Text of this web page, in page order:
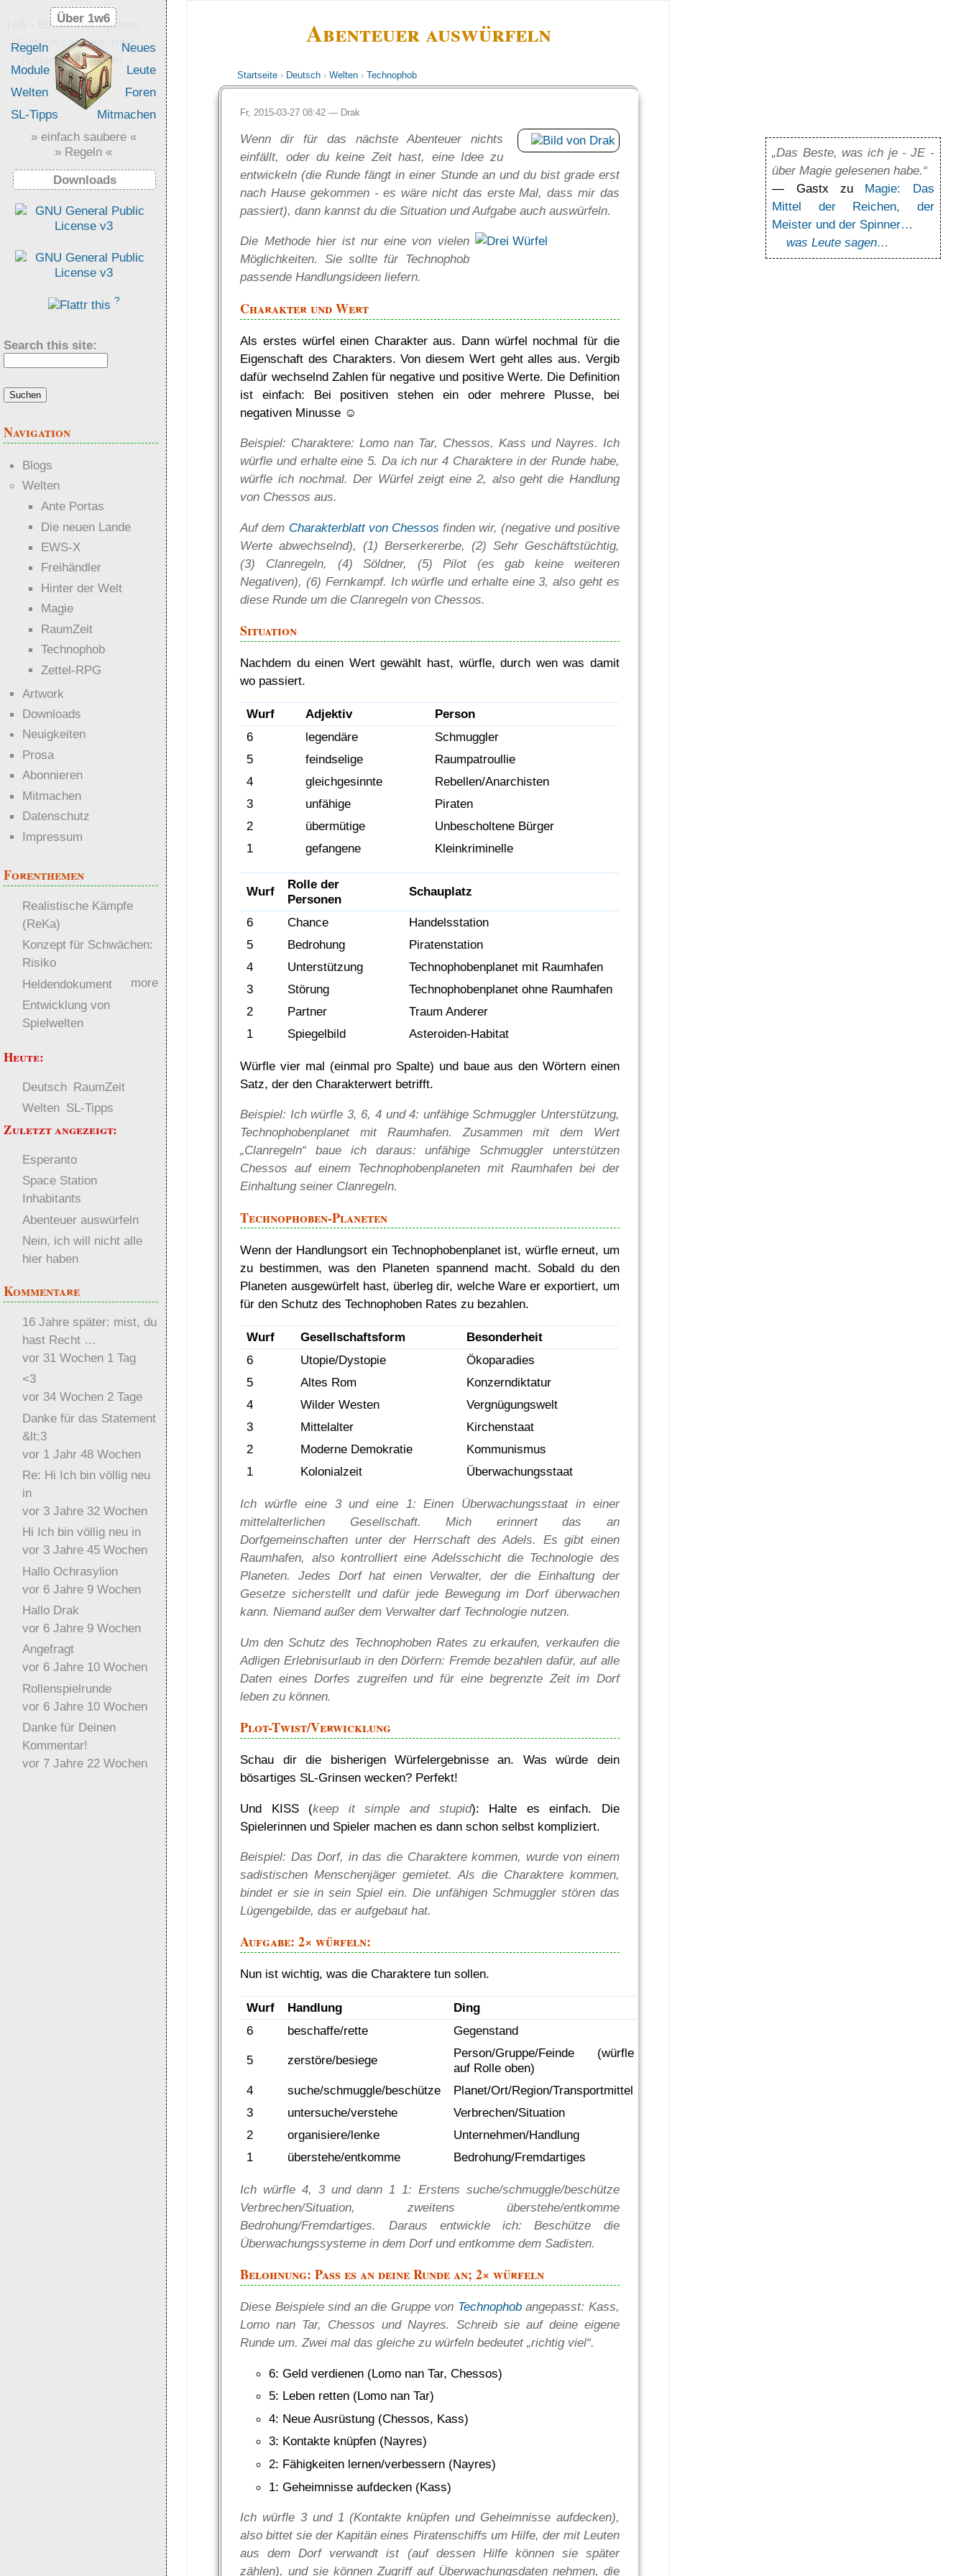
1w6 - Ein Würfel System
- Einfach saubere, freie
Rollenspiel-Regeln
Abenteuer auswürfeln
Startseite › Deutsch ›Welten ›Technophob
Fr, 2015-03-27 08:42 — Drak
Wenn dir für das nächste Abenteuer nichts
einfällt, oder du keine Zeit hast, eine Idee zu
entwickeln (die Runde fängt in einer Stunde an und du bist grade erst
nach Hause gekommen - es wäre nicht das erste Mal, dass mir das
passiert), dann kannst du die Situation und Aufgabe auch auswürfeln.
Die Methode hier ist nur eine von vielen
Möglichkeiten. Sie sollte für Technophob
passende Handlungsideen liefern.
Charakter und Wert
Als erstes würfel einen Charakter aus. Dann würfel nochmal für die
Eigenschaft des Charakters. Von diesem Wert geht alles aus. Vergib
dafür wechselnd Zahlen für negative und positive Werte. Die Definition
ist einfach: Bei positiven stehen ein oder mehrere Plusse, bei
negativen Minusse ☺
Beispiel: Charaktere: Lomo nan Tar, Chessos, Kass und Nayres. Ich
würfle und erhalte eine 5. Da ich nur 4 Charaktere in der Runde habe,
würfle ich nochmal. Der Würfel zeigt eine 2, also geht die Handlung
von Chessos aus.
Auf dem Charakterblatt von Chessos finden wir, (negative und positive
Werte abwechselnd), (1) Berserkererbe, (2) Sehr Geschäftstüchtig,
(3) Clanregeln, (4) Söldner, (5) Pilot (es gab keine weiteren
Negativen), (6) Fernkampf. Ich würfle und erhalte eine 3, also geht es
diese Runde um die Clanregeln von Chessos.
Situation
Nachdem du einen Wert gewählt hast, würfle, durch wen was damit
wo passiert.
Wurf Adjektiv
Person
6
legendäre
Schmuggler
5
feindselige
Raumpatroullie
4
gleichgesinnte
Rebellen/Anarchisten
3
unfähige
Piraten
2
übermütige
Unbescholtene Bürger
1
gefangene Kleinkriminelle
Wurf
Rolle der
Personen
Schauplatz
6 Chance
Handelsstation
5
Bedrohung
Piratenstation
4
Unterstützung
Technophobenplanet mit Raumhafen
3
Störung
Technophobenplanet ohne Raumhafen
2
Partner
Traum Anderer
1
Spiegelbild Asteroiden-Habitat
Würfle vier mal (einmal pro Spalte) und baue aus den Wörtern einen
Satz, der den Charakterwert betrifft.
Beispiel: Ich würfle 3, 6, 4 und 4: unfähige Schmuggler Unterstützung,
Technophobenplanet mit Raumhafen. Zusammen mit dem Wert
„Clanregeln“ baue ich daraus: unfähige Schmuggler unterstützen
Chessos auf einem Technophobenplaneten mit Raumhafen bei der
Einhaltung seiner Clanregeln.
Technophoben-Planeten
Wenn der Handlungsort ein Technophobenplanet ist, würfle erneut, um
zu bestimmen, was den Planeten spannend macht. Sobald du den
Planeten ausgewürfelt hast, überleg dir, welche Ware er exportiert, um
für den Schutz des Technophoben Rates zu bezahlen.
Wurf Gesellschaftsform
Besonderheit
6
Utopie/Dystopie
Ökoparadies
5
Altes Rom
Konzerndiktatur
4
Wilder Westen
Vergnügungswelt
3
Mittelalter
Kirchenstaat
2
Moderne Demokratie
Kommunismus
1
Kolonialzeit Überwachungsstaat
Ich würfle eine 3 und eine 1: Einen Überwachungsstaat in einer
mittelalterlichen Gesellschaft. Mich erinnert das an
Dorfgemeinschaften unter der Herrschaft des Adels. Es gibt einen
Raumhafen, also kontrolliert eine Adelsschicht die Technologie des
Planeten. Jedes Dorf hat einen Verwalter, der die Einhaltung der
Gesetze sicherstellt und dafür jede Bewegung im Dorf überwachen
kann. Niemand außer dem Verwalter darf Technologie nutzen.
Um den Schutz des Technophoben Rates zu erkaufen, verkaufen die
Adligen Erlebnisurlaub in den Dörfern: Fremde bezahlen dafür, auf alle
Daten eines Dorfes zugreifen und für eine begrenzte Zeit im Dorf
leben zu können.
Plot-Twist/Verwicklung
Schau dir die bisherigen Würfelergebnisse an. Was würde dein
bösartiges SL-Grinsen wecken? Perfekt!
Und KISS (keep it simple and stupid): Halte es einfach. Die
Spielerinnen und Spieler machen es dann schon selbst kompliziert.
Beispiel: Das Dorf, in das die Charaktere kommen, wurde von einem
sadistischen Menschenjäger gemietet. Als die Charaktere kommen,
bindet er sie in sein Spiel ein. Die unfähigen Schmuggler stören das
Lügengebilde, das er aufgebaut hat.
Aufgabe: 2× würfeln:
Nun ist wichtig, was die Charaktere tun sollen.
Wurf Handlung
Ding
6
beschaffe/rette Gegenstand
5 zerstöre/besiege
Person/Gruppe/Feinde (würfle
auf Rolle oben)
4
suche/schmuggle/beschütze
Planet/Ort/Region/Transportmittel
3
untersuche/verstehe
Verbrechen/Situation
2
organisiere/lenke
Unternehmen/Handlung
1
überstehe/entkomme Bedrohung/Fremdartiges
Ich würfle 4, 3 und dann 1 1: Erstens suche/schmuggle/beschütze
Verbrechen/Situation, zweitens überstehe/entkomme
Bedrohung/Fremdartiges. Daraus entwickle ich: Beschütze die
Überwachungssysteme in dem Dorf und entkomme dem Sadisten.
Belohnung: Pass es an deine Runde an; 2× würfeln
Diese Beispiele sind an die Gruppe von Technophobangepasst: Kass,
Lomo nan Tar, Chessos und Nayres. Schreib sie auf deine eigene
Runde um. Zwei mal das gleiche zu würfeln bedeutet „richtig viel“.
6: Geld verdienen (Lomo nan Tar, Chessos)
5: Leben retten (Lomo nan Tar)
4: Neue Ausrüstung (Chessos, Kass)
3: Kontakte knüpfen (Nayres)
2: Fähigkeiten lernen/verbessern (Nayres)
1: Geheimnisse aufdecken (Kass)
Ich würfle 3 und 1 (Kontakte knüpfen und Geheimnisse aufdecken),
also bittet sie der Kapitän eines Piratenschiffs um Hilfe, der mit Leuten
aus dem Dorf verwandt ist (auf dessen Hilfe können sie später
zählen), und sie können Zugriff auf Überwachungsdaten nehmen, die
Über 1w6
Regeln
Neues
Module
Leute
Welten
Foren
SL-Tipps
Mitmachen
» einfach saubere «
» Regeln «
Über 1w6
Downloads
?
Search this site:
Navigation
Blogs
Welten
Ante Portas
Die neuen Lande
EWS-X
Freihändler
Hinter der Welt
Magie
RaumZeit
Technophob
Zettel-RPG
Artwork
Downloads
Neuigkeiten
Prosa
Abonnieren
Mitmachen
Datenschutz
Impressum
Forenthemen
Realistische Kämpfe
(ReKa)
Konzept für Schwächen:
Risiko
Heldendokument
Entwicklung von
Spielwelten
more
Heute:
Deutsch RaumZeit
Welten SL-Tipps
Zuletzt angezeigt:
Esperanto
Space Station
Inhabitants
Abenteuer auswürfeln
Nein, ich will nicht alle
hier haben
Kommentare
16 Jahre später: mist, du
hast Recht …
vor 31 Wochen 1 Tag
<3
vor 34 Wochen 2 Tage
Danke für das Statement
&lt;3
vor 1 Jahr 48 Wochen
Re: Hi Ich bin völlig neu
in
vor 3 Jahre 32 Wochen
Hi Ich bin völlig neu in
vor 3 Jahre 45 Wochen
Hallo Ochrasylion
vor 6 Jahre 9 Wochen
Hallo Drak
vor 6 Jahre 9 Wochen
Angefragt
vor 6 Jahre 10 Wochen
Rollenspielrunde
vor 6 Jahre 10 Wochen
Danke für Deinen
Kommentar!
vor 7 Jahre 22 Wochen
„Das Beste, was ich je - JE -
über Magie gelesenen habe.“
— Gastx zu Magie: Das
Mittel der Reichen, der
Meister und der Spinner…
was Leute sagen…